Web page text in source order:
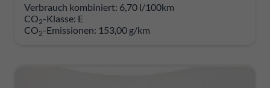
Verbrauch kombiniert: 6,70 l/100km
CO2-Klasse: E
CO2-Emissionen: 153,00 g/km